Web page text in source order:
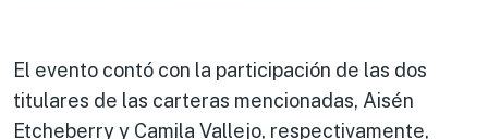
El evento contó con la participación de las dos
titulares de las carteras mencionadas, Aisén
Etcheberry y Camila Vallejo, respectivamente,